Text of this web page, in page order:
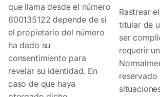
que llama desde el número
600135122 depende de si
el propietario del número
ha dado su
consentimiento para
revelar su identidad. En
caso de que haya
Rastrear
titular de
ser
requerir
reservado